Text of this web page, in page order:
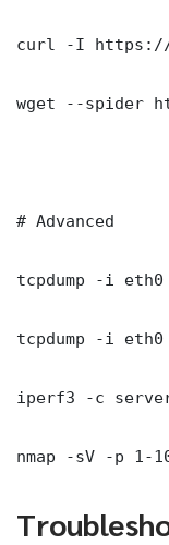
curl -I https://
wget --spider
# Advanced
tcpdump -i
tcpdump -i
iperf3 -c
nmap -sV -p 1-